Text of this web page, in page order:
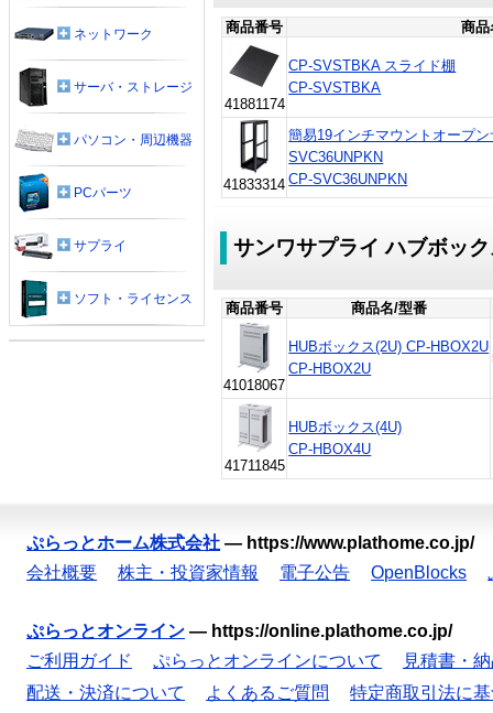
商品番号 商品
41881174
CP-SVSTBKA スライド棚
CP-SVSTBKA
41833314
簡易19インチマウントオープ
SVC36UNPKN
CP-SVC36UNPKN
サンワサプライ ハブボッ
商品番号 商品名/型番
41018067
HUBボックス(2U) CP-HBOX2U
CP-HBOX2U
41711845
HUBボックス(4U)
CP-HBOX4U
ネットワーク
サーバ・ストレージ
パソコン・周辺機器
PCパーツ
サプライ
ソフト・ライセンス
ぷらっとホーム株式会社 — https://www.plathome.co.jp/
会社概要
株主・投資家情報 電子公告 OpenBlocks
ぷらっとオンライン — https://online.plathome.co.jp/
ご利用ガイド
ぷらっとオンラインについて
見積書・
配送・決済について
よくあるご質問
特定商取引法に